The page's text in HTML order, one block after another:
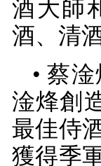
酒大師
酒、清
• 蔡淦
淦烽創
最佳侍
獲得季